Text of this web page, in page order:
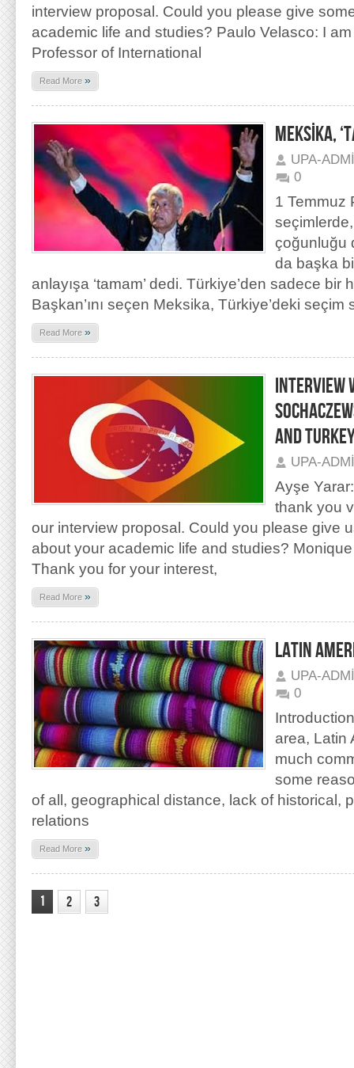
interview proposal. Could you please give
academic life and studies? Paulo Velasco: I
Professor of International
Read More »
MEKSİKA,
UPA-
0
1 Temmuz
çoğunluğu
da başka
anlayışa ‘tamam’ dedi. Türkiye’den sadece bir
Başkan’ını seçen Meksika, Türkiye’deki seçim
Read More »
INTERVIEW
AND
UPA-
Ayşe
thank you
our interview proposal. Could you please give
about your academic life and studies?
Thank you for your interest,
Read More »
LATIN
UPA-
0
area, Latin
much
some
of all, geographical distance, lack of historical,
relations
Read More »
1 2 3